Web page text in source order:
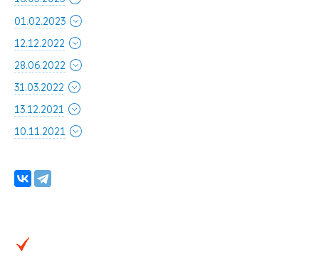
01.02.2023
12.12.2022
28.06.2022
31.03.2022
13.12.2021
10.11.2021